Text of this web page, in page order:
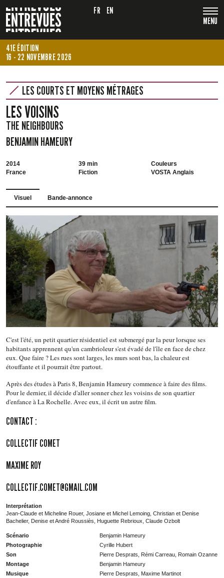
MENU
FR EN
41E ÉDITION
16 - 22 NOVEMBRE 2026
LES COURTS ET MOYENS MÉTRAGES
LES VOISINS
THE NEIGHBOURS
BENJAMIN HAMEURY
2014
France
39 min
Fiction
Couleurs
VOSTA Anglais
Visuel Bande-annonce
C'est l'été, un petit quartier résidentiel est submergé par la peur lorsque ses
habitants apprennent qu'un cambrioleur s'est évadé de l'île en face de chez
eux. Que faire ? Les rues sont larges, les murs sont bas, la chaleur est
étouffante et il pourrait être partout.
Après des études à Paris 8, Benjamin Hameury commence à faire des films.
Pour le dernier, il décide d'aller sonner chez les voisins de son quartier
d'enfance à La Rochelle. Avec eux, il écrit un autre film.
CONTACT :
COLLECTIF COMET
MAXIME ROY
COLLECTIF.COMET@GMAIL.COM
Interprétation
Jean-­Claude et Micheline Rouer, Josiane et Michel Lemoing, Christian et Denise
Bachelier, Denise et André Roussiès, Huguette Rebrioux, Claude Ozbolt
Scénario
Benjamin Hameury
Photographie
Cyrille Hubert
Son
Pierre Desprats, Rémi Carreau, Romain Ozanne
Montage
Benjamin Hameury
Musique
Pierre Desprats, Maxime Martinot